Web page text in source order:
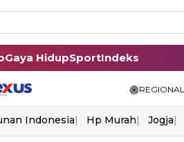
Gaya HidupSportIndeks
Indonesia Hp Murah Jogja